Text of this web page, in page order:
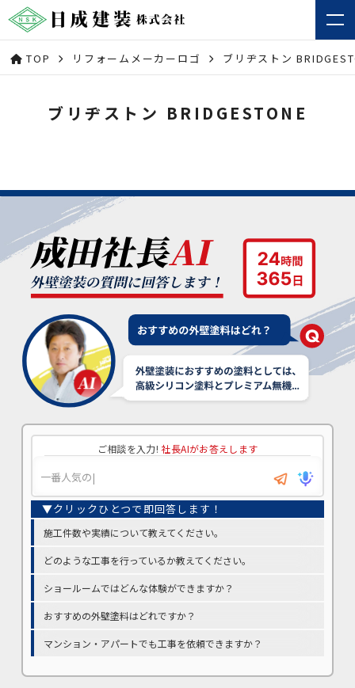
TOP リフォームメーカーロゴ ブリヂストン
ブリヂストン BRIDGESTONE
ご相談を入力! 社長AIがお答えします
施工件数や実績について教えてください。
どのような工事を行っているか教えてください。
ショールームではどんな体験ができますか？
おすすめの外壁塗料はどれですか？
マンション・アパートでも工事を依頼できますか？